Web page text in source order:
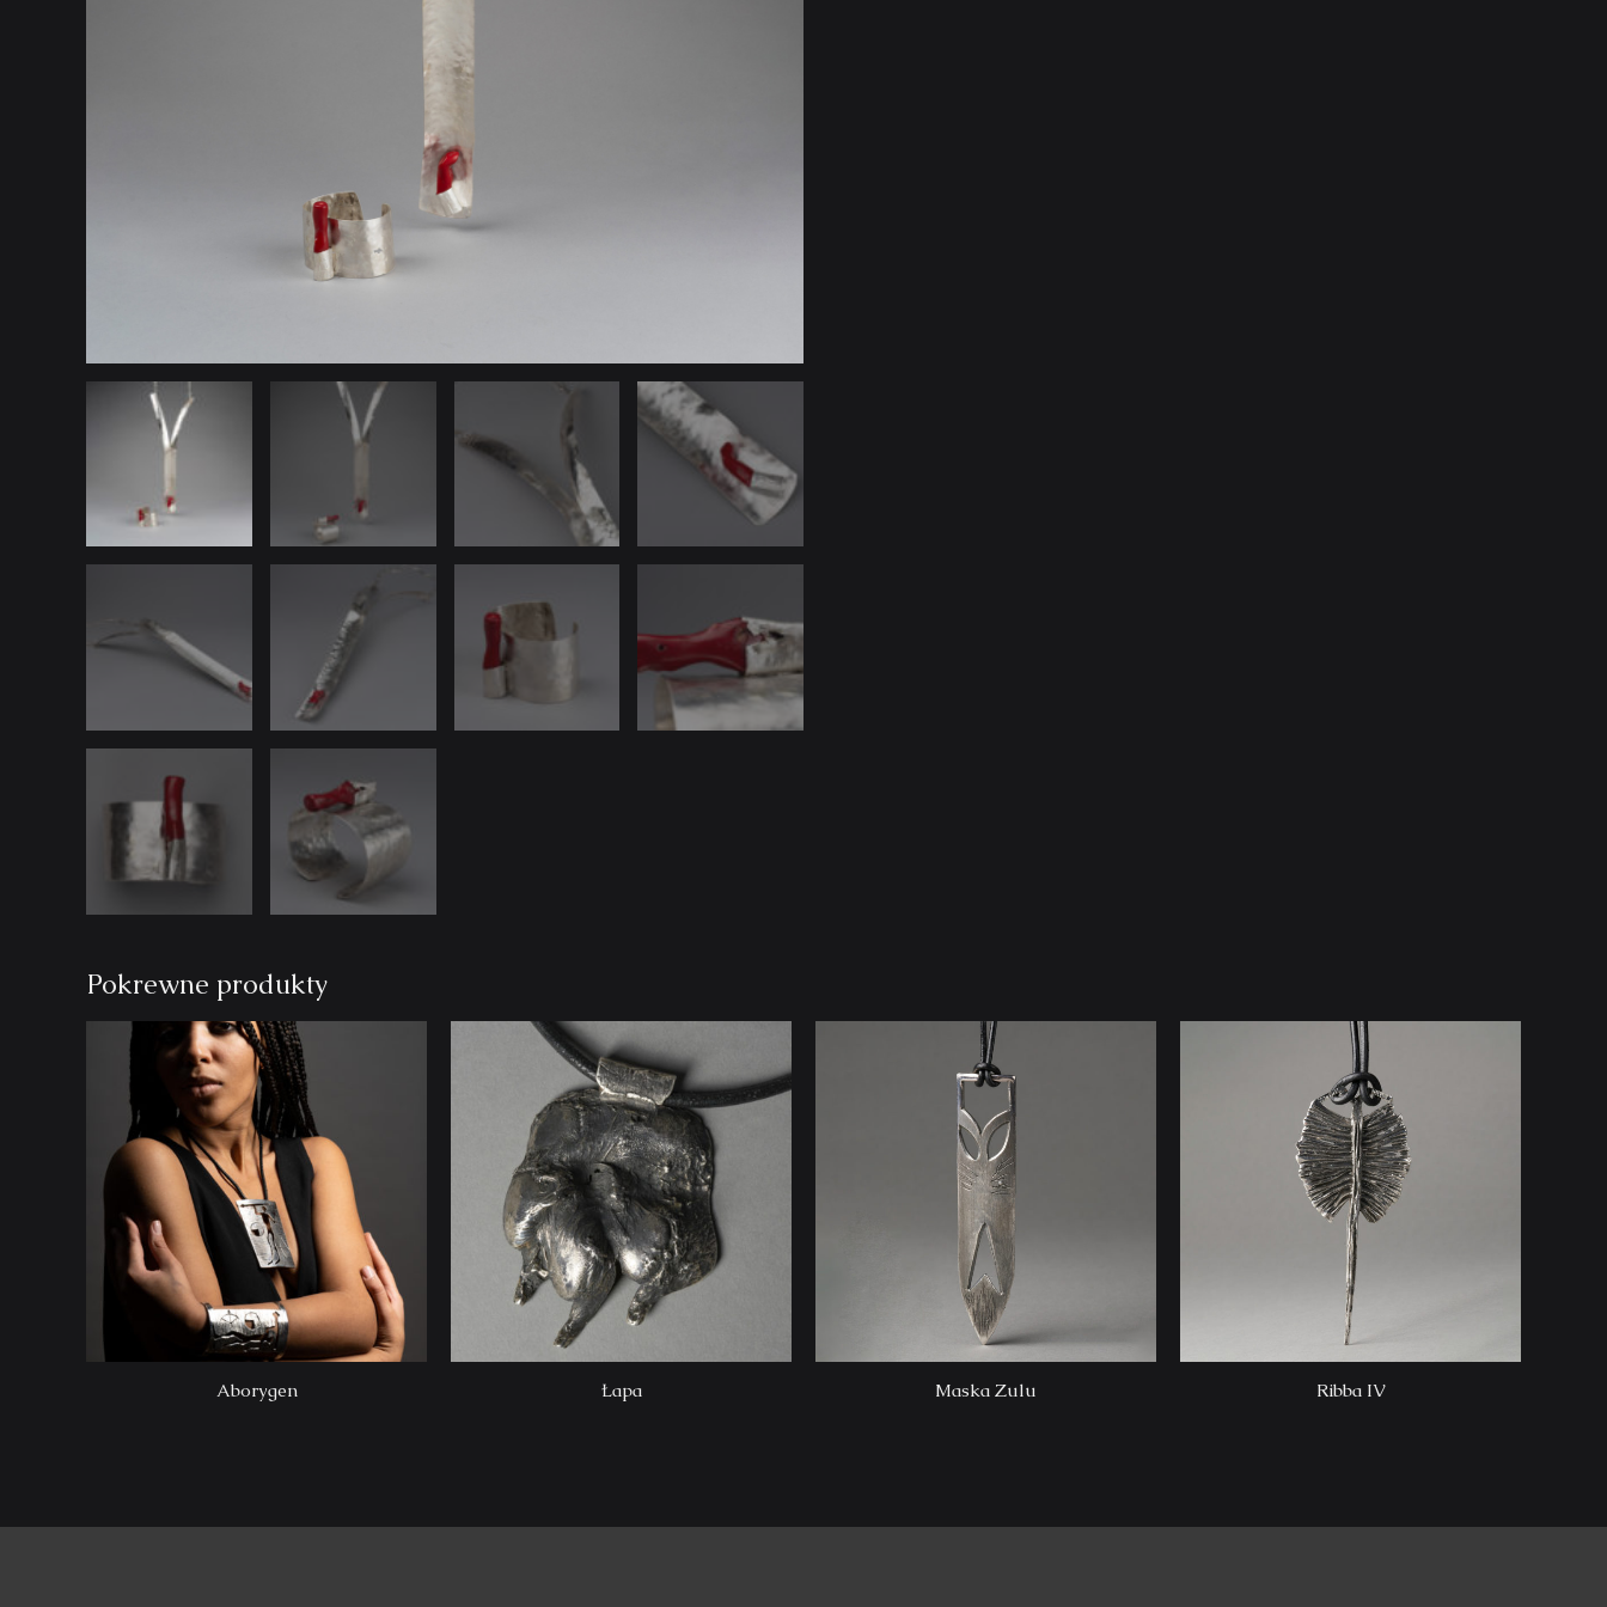
Pokrewne produkty
Aborygen Łapa Maska Zulu Ribba IV